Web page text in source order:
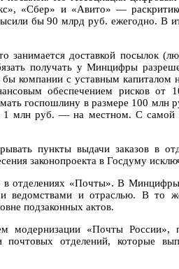
«Сбер» и «Авито» —
бы 90 млрд руб. ежегодно. В
занимается доставкой посылок
получать у Минцифры
компании с уставным
обеспечением рисков
госпошлину в размере 100 млн
млн руб. — на местном. С самой
пункты выдачи заказов в
законопроекта в Госдуму
в отделениях «Почты». В
ведомствами и отраслью. В то
подзаконных актов.
«Почты России»,
отделений, которые